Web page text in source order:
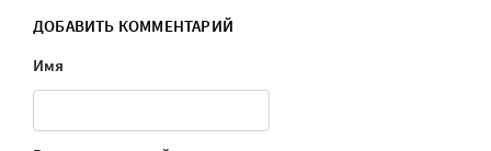
ДОБАВИТЬ КОММЕНТАРИЙ
Имя